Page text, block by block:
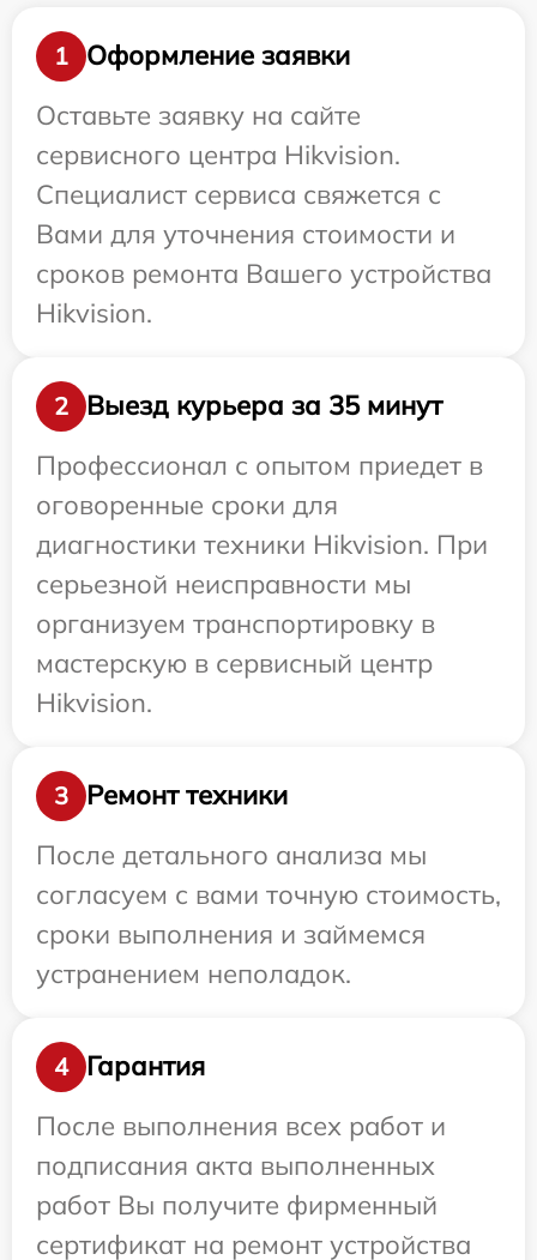
1
Оформление заявки
Оставьте заявку на сайте
сервисного центра Hikvision.
Специалист сервиса свяжется с
Вами для уточнения стоимости и
сроков ремонта Вашего устройства
Hikvision.
2
Выезд курьера за 35 минут
Профессионал с опытом приедет в
оговоренные сроки для
диагностики техники Hikvision. При
серьезной неисправности мы
организуем транспортировку в
мастерскую в сервисный центр
Hikvision.
3
Ремонт техники
После детального анализа мы
согласуем с вами точную стоимость,
сроки выполнения и займемся
устранением неполадок.
4
Гарантия
После выполнения всех работ и
подписания акта выполненных
работ Вы получите фирменный
сертификат на ремонт устройства